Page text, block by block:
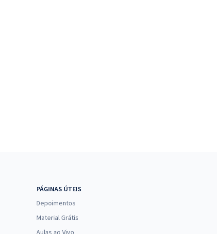
PÁGINAS ÚTEIS
Depoimentos
Material Grátis
Aulas ao Vivo